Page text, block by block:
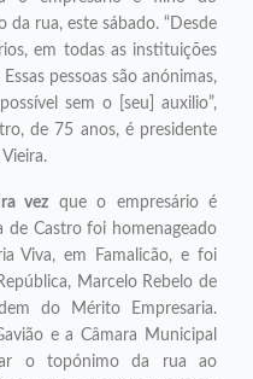
da rua, este sábado. “Desde
em todas as instituições
pessoas são anónimas,
sem o [seu] auxilio”,
de 75 anos, é presidente
vez que o empresário é
de Castro foi homenageado
Viva, em Famalicão, e foi
Marcelo Rebelo de
do Mérito Empresaria.
e a Câmara Municipal
o topónimo da rua ao